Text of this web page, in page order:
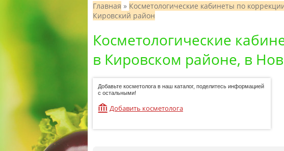
Главная » Косметологические кабинеты по
Кировский район
Косметологические
в Кировском районе, в
Добавьте косметолога в наш каталог, поделитесь информацией
с остальными!
Добавить косметолога